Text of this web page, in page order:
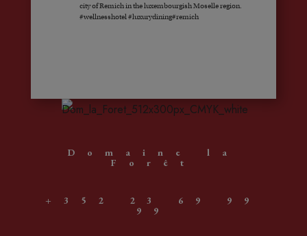
city of Remich in the luxembourgish Moselle region.
#wellnesshotel #luxurydining#remich
Domaine la
Forêt
+352 23 69 99
99